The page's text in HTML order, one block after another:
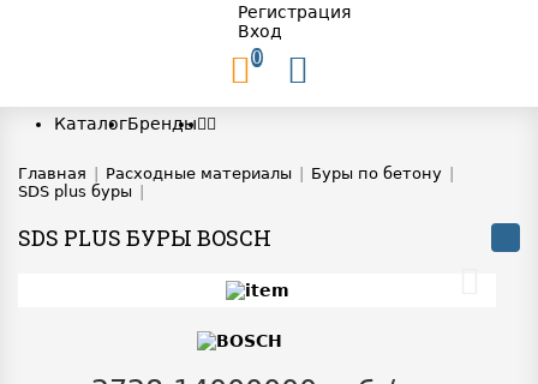
Регистрация
Вход
0
КаталогБренды
Главная Расходные материалы Буры по бетону
SDS plus буры
SDS PLUS БУРЫ BOSCH